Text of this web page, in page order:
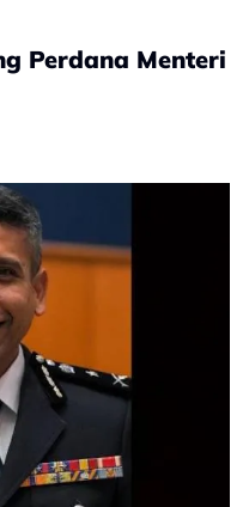
Perdana Menteri